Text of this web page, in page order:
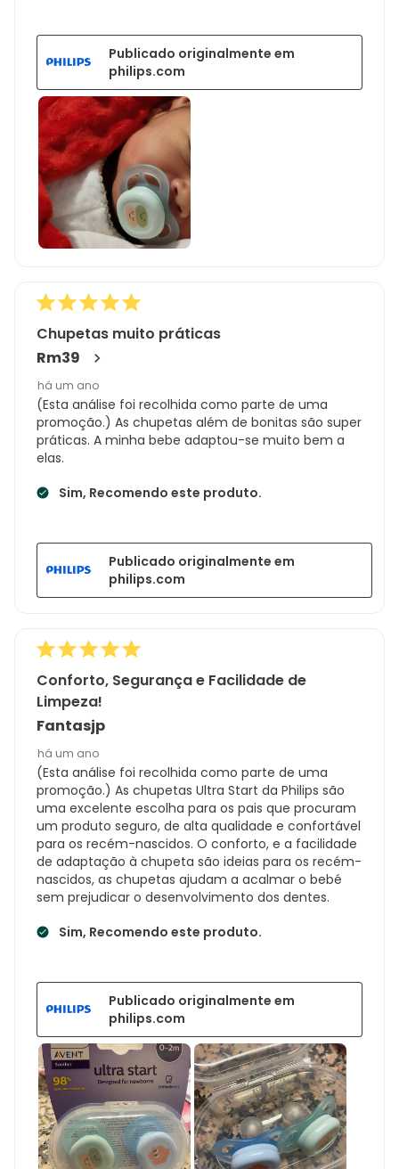
Publicado originalmente em
philips.com
Chupetas muito práticas
Rm39
há um ano
(Esta análise foi recolhida como parte de uma
promoção.) As chupetas além de bonitas são super
práticas. A minha bebe adaptou-se muito bem a
elas.
Sim, Recomendo este produto.
Publicado originalmente em
philips.com
Conforto, Segurança e Facilidade de
Limpeza!
Fantasjp
há um ano
(Esta análise foi recolhida como parte de uma
promoção.) As chupetas Ultra Start da Philips são
uma excelente escolha para os pais que procuram
um produto seguro, de alta qualidade e confortável
para os recém-nascidos. O conforto, e a facilidade
de adaptação à chupeta são ideias para os recém-
nascidos, as chupetas ajudam a acalmar o bebé
sem prejudicar o desenvolvimento dos dentes.
Sim, Recomendo este produto.
Publicado originalmente em
philips.com